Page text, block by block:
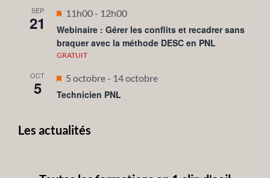
SEP
21
Mis
en
avant
11h00- 12h00
Webinaire : Gérer les conflits et recadrer sans
braquer avec la méthode DESC en PNL
GRATUIT
OCT
5
Mis
en
5 octobre- 14 octobre
Technicien PNL
Les actualités